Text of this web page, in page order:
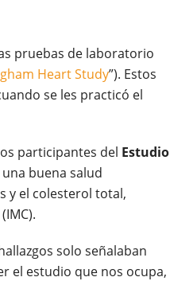
pruebas de laboratorio
Heart Study”). Estos
se les practicó el
participantes del Estudio
buena salud
y el colesterol total,
(IMC).
solo señalaban
el estudio que nos ocupa,